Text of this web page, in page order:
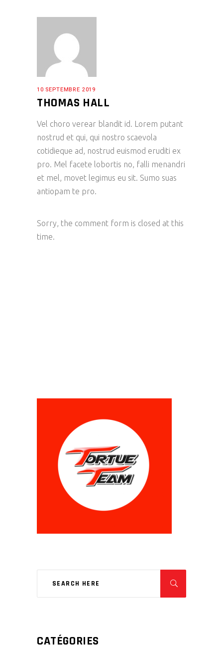
10 SEPTEMBRE 2019
THOMAS HALL
Vel choro verear blandit id. Lorem putant
nostrud et qui, qui nostro scaevola
cotidieque ad, nostrud euismod eruditi ex
pro. Mel facete lobortis no, falli menandri
et mel, movet legimus eu sit. Sumo suas
antiopam te pro.
Sorry, the comment form is closed at this
time.
CATÉGORIES